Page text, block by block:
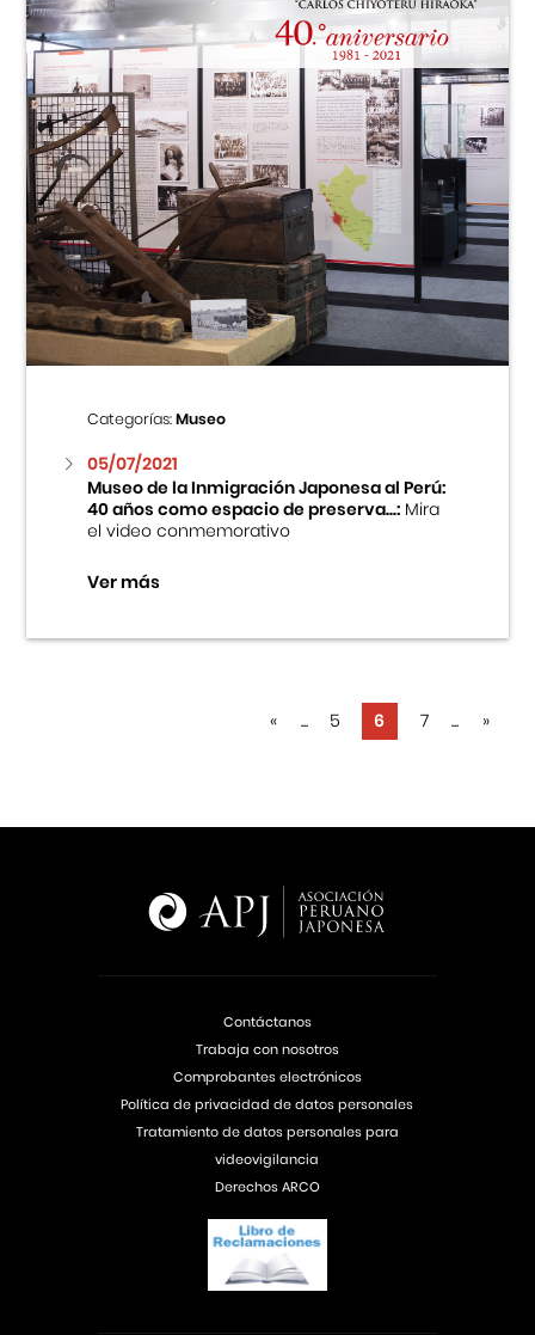
Categorías:Museo
05/07/2021
Museo de la Inmigración Japonesa al Perú:
40 años como espacio de preserva...:Mira
el video conmemorativo
Ver más
« ... 5 6 7 ... »
Contáctanos
Trabaja con nosotros
Comprobantes electrónicos
Política de privacidad de datos personales
Tratamiento de datos personales para
videovigilancia
Derechos ARCO